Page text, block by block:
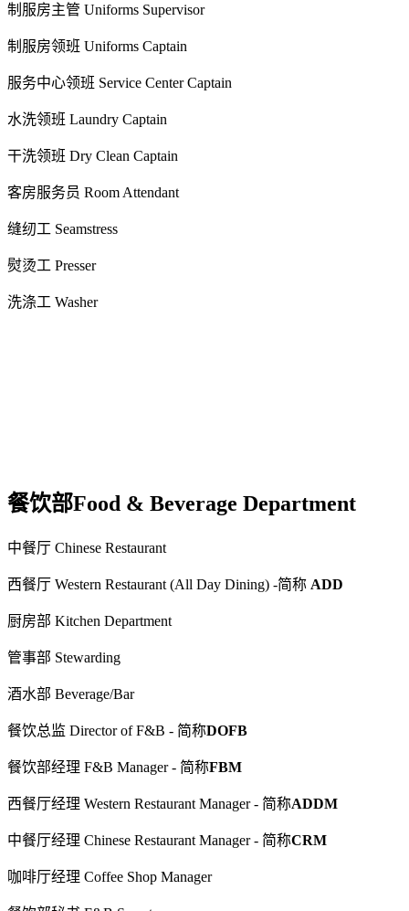
制服房主管 Uniforms Supervisor
制服房领班 Uniforms Captain
服务中心领班 Service Center Captain
水洗领班 Laundry Captain
干洗领班 Dry Clean Captain
客房服务员 Room Attendant
缝纫工 Seamstress
熨烫工 Presser
洗涤工 Washer
餐饮部Food & Beverage Department
中餐厅 Chinese Restaurant
西餐厅 Western Restaurant (All Day Dining) -简称 ADD
厨房部 Kitchen Department
管事部 Stewarding
酒水部 Beverage/Bar
餐饮总监 Director of F&B - 简称DOFB
餐饮部经理 F&B Manager - 简称FBM
西餐厅经理 Western Restaurant Manager - 简称ADDM
中餐厅经理 Chinese Restaurant Manager - 简称CRM
咖啡厅经理 Coffee Shop Manager